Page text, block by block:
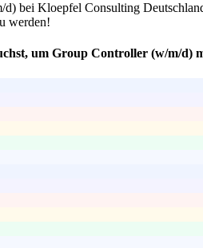
bei Kloepfel Consulting
werden!
um Group Controller (w/m/d)